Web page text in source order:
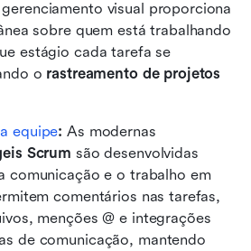
visual proporciona
sobre quem está trabalhando
estágio cada tarefa se
o rastreamento de projetos
equipe:
Scrum são desenvolvidas
comunicação e o trabalho em
comentários nas tarefas,
menções @ e integrações
de comunicação, mantendo